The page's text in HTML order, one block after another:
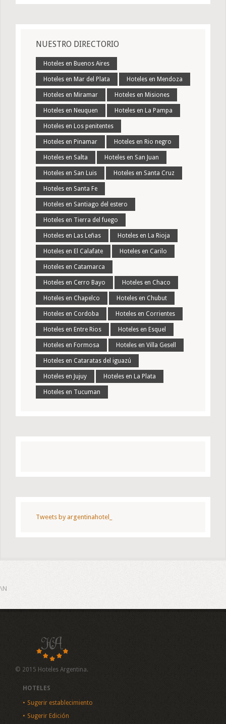
NUESTRO DIRECTORIO
Hoteles en Buenos Aires
Hoteles en Mar del Plata Hoteles en Mendoza
Hoteles en Miramar Hoteles en Misiones
Hoteles en Neuquen Hoteles en La Pampa
Hoteles en Los penitentes
Hoteles en Pinamar Hoteles en Rio negro
Hoteles en Salta Hoteles en San Juan
Hoteles en San Luis Hoteles en Santa Cruz
Hoteles en Santa Fe
Hoteles en Santiago del estero
Hoteles en Tierra del fuego
Hoteles en Las Leñas Hoteles en La Rioja
Hoteles en El Calafate Hoteles en Carilo
Hoteles en Catamarca
Hoteles en Cerro Bayo Hoteles en Chaco
Hoteles en Chapelco Hoteles en Chubut
Hoteles en Cordoba Hoteles en Corrientes
Hoteles en Entre Rios Hoteles en Esquel
Hoteles en Formosa Hoteles en Villa Gesell
Hoteles en Cataratas del iguazú
Hoteles en Jujuy Hoteles en La Plata
Hoteles en Tucuman
Tweets by argentinahotel_
\N
© 2015 Hoteles Argentina.
HOTELES
Sugerir establecimiento
Sugerir Edición